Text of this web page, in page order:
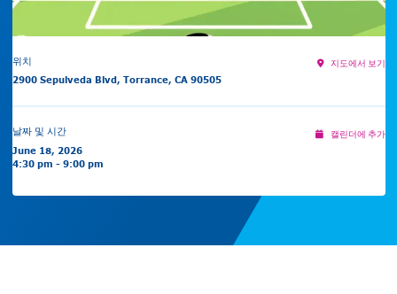
위치
2900 Sepulveda Blvd, Torrance, CA 90505
지도에서 보기
날짜 및 시간
June 18, 2026
4:30 pm - 9:00 pm
캘린더에 추가